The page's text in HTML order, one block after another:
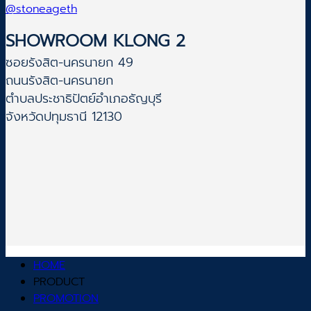
@stoneageth
SHOWROOM KLONG 2
ซอยรังสิต-นครนายก 49
ถนนรังสิต-นครนายก
ตำบลประชาธิปัตย์อำเภอธัญบุรี
จังหวัดปทุมธานี 12130
HOME
PRODUCT
PROMOTION